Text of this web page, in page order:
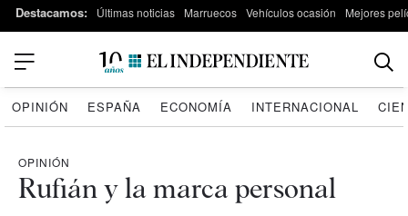
Destacamos: Últimas noticias Marruecos Vehículos ocasión Mejores
OPINIÓN ESPAÑA ECONOMÍA INTERNACIONAL
OPINIÓN
Rufián y la marca personal